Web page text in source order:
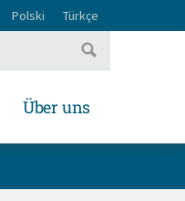
Polski Türkçe
Über uns